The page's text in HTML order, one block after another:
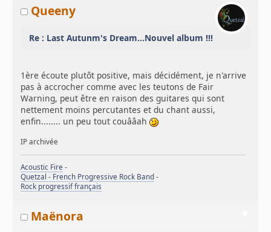
Queeny
Re : Last Autunm's Dream...Nouvel album !!!
1ère écoute plutôt positive, mais décidément, je n'arrive
pas à accrocher comme avec les teutons de Fair
Warning, peut être en raison des guitares qui sont
nettement moins percutantes et du chant aussi,
enfin........ un peu tout couââah
IP archivée
Acoustic Fire -
Quetzal - French Progressive Rock Band -
Rock progressif français
Maënora